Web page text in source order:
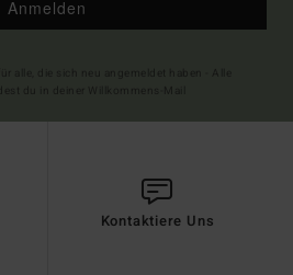
Anmelden
Kontaktiere Uns